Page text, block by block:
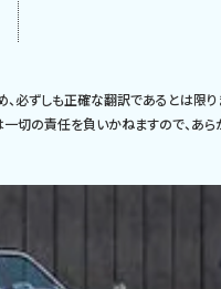
必ずしも正確な翻訳であるとは限
の責任を負いかねますので、あら